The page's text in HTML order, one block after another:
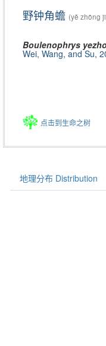
野钟角蟾 (yě zhōng
Boulenophrys
Wei, Wang, and Su,
点击到生命之树
地理分布 Distribution